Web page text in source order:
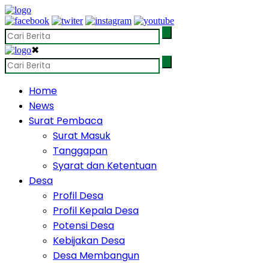
✖
Home
News
Surat Pembaca
Surat Masuk
Tanggapan
Syarat dan Ketentuan
Desa
Profil Desa
Profil Kepala Desa
Potensi Desa
Kebijakan Desa
Desa Membangun